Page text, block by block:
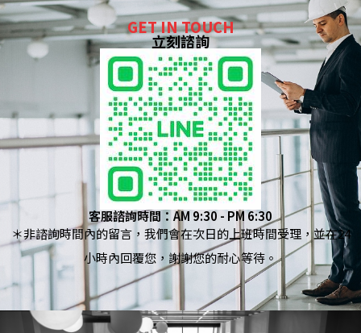
GET IN TOUCH
立刻諮詢
客服諮詢時間：AM 9:30 - PM 6:30
＊非諮詢時間內的留言，我們會在次日的上班時間受理，並在24
小時內回覆您，謝謝您的耐心等待。